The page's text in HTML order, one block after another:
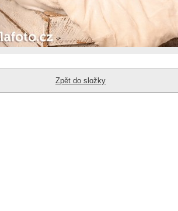
Zpět do složky